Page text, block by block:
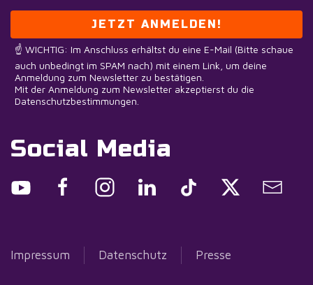
JETZT ANMELDEN!
☝️ WICHTIG: Im Anschluss erhältst du eine E-Mail (Bitte schaue
auch unbedingt im SPAM nach) mit einem Link, um deine
Anmeldung zum Newsletter zu bestätigen.
Mit der Anmeldung zum Newsletter akzeptierst du die
Datenschutzbestimmungen.
Social Media
Impressum Datenschutz Presse